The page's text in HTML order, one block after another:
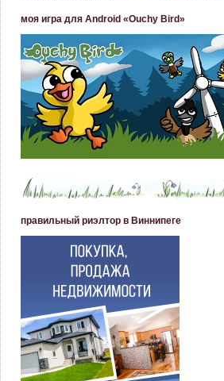
моя игра для Android «Ouchy Bird»
правильный риэлтор в Виннипеге